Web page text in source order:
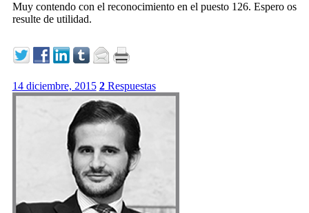
Muy contendo con el reconocimiento en el puesto 126. Espero os
resulte de utilidad.
14 diciembre, 2015 2Respuestas